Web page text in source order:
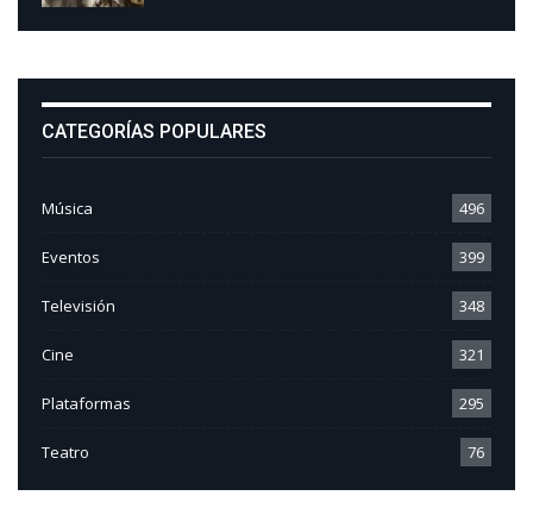
CATEGORÍAS POPULARES
Música 496
Eventos 399
Televisión 348
Cine 321
Plataformas 295
Teatro 76